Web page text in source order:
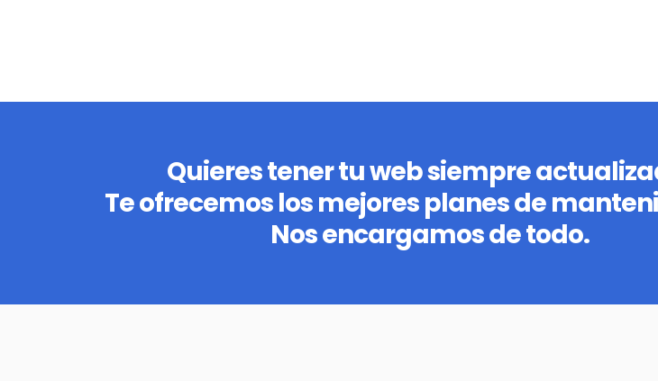
Quieres tener tu web siempre
Te ofrecemos los mejores planes de
Nos encargamos de todo.